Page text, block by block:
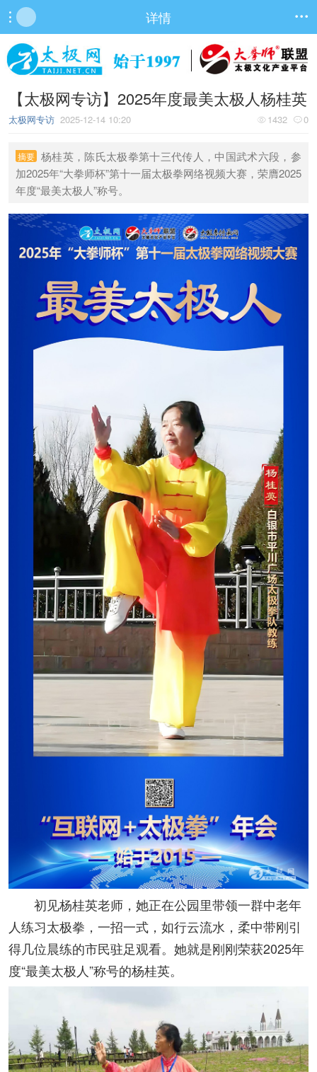
 详情 
【太极网专访】2025年度最美太极人杨桂英
 1432 0
太极网专访 2025-12-14 10:20
摘要 杨桂英，陈氏太极拳第十三代传人，中国武术六段，参
加2025年“大拳师杯”第十一届太极拳网络视频大赛，荣膺2025
年度“最美太极人”称号。
初见杨桂英老师，她正在公园里带领一群中老年
人练习太极拳，一招一式，如行云流水，柔中带刚引
得几位晨练的市民驻足观看。她就是刚刚荣获2025年
度“最美太极人”称号的杨桂英。